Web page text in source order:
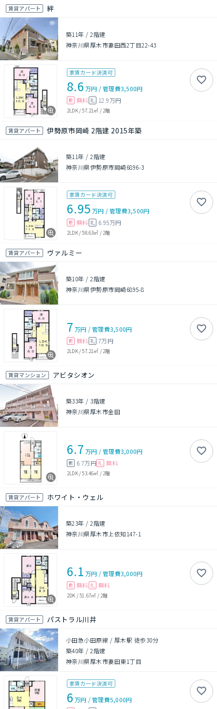
賃貸アパート 絆
築11年 /2階建
神奈川県厚木市妻田西2丁目22-43
家賃カード決済可
8.6 万円 /管理費3,500円
敷 無料 礼 12.9万円
2LDK/57.21㎡ /2階
賃貸アパート 伊勢原市岡崎 2階建 2015年築
築11年 /2階建
神奈川県伊勢原市岡崎6896-3
家賃カード決済可
6.95 万円 /管理費3,500円
敷 無料 礼 6.95万円
2LDK/58.63㎡ /2階
賃貸アパート ヴァルミー
築10年 /2階建
神奈川県伊勢原市岡崎6895-8
7 万円 /管理費3,500円
敷 無料 礼 7万円
2LDK/57.21㎡ / 2階
賃貸マンション アビタシオン
築33年 / 3階建
神奈川県厚木市金田
6.7 万円 /管理費3,000円
敷 6.7万円 礼 無料
2LDK/53.46㎡ / 2階
賃貸アパート ホワイト・ウェル
築23年 /2階建
神奈川県厚木市上依知147-1
6.1 万円 /管理費3,000円
敷 無料 礼 無料
2DK /51.67㎡ / 2階
賃貸アパート パストラル川井
小田急小田原線 / 厚木駅 徒歩30分
築40年 /2階建
神奈川県厚木市妻田東1丁目
家賃カード決済可
6 万円 /管理費5,000円